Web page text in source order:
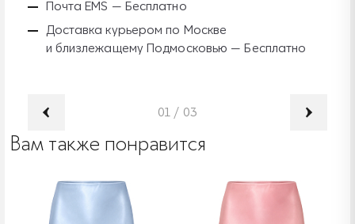
Почта EMS — Бесплатно
Доставка курьером по Москве
и близлежащему Подмосковью — Бесплатно
01 / 03
Вам также понравится